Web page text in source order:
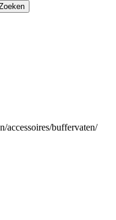
accessoires/buffervaten/